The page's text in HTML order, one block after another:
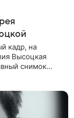
кадр, на
Высоцкая
снимок